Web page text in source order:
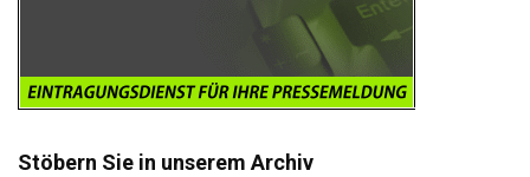
Stöbern Sie in unserem Archiv